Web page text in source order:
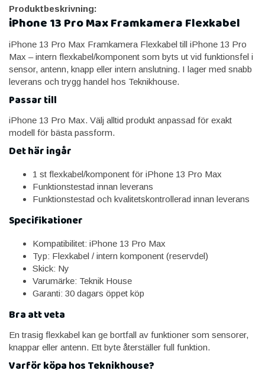
Produktbeskrivning:
iPhone 13 Pro Max Framkamera Flexkabel
iPhone 13 Pro Max Framkamera Flexkabel till iPhone 13 Pro
Max – intern flexkabel/komponent som byts ut vid funktionsfel i
sensor, antenn, knapp eller intern anslutning. I lager med snabb
leverans och trygg handel hos Teknikhouse.
Passar till
iPhone 13 Pro Max. Välj alltid produkt anpassad för exakt
modell för bästa passform.
Det här ingår
1 st flexkabel/komponent för iPhone 13 Pro Max
Funktionstestad innan leverans
Funktionstestad och kvalitetskontrollerad innan leverans
Specifikationer
Kompatibilitet: iPhone 13 Pro Max
Typ: Flexkabel / intern komponent (reservdel)
Skick: Ny
Varumärke: Teknik House
Garanti: 30 dagars öppet köp
Bra att veta
En trasig flexkabel kan ge bortfall av funktioner som sensorer,
knappar eller antenn. Ett byte återställer full funktion.
Varför köpa hos Teknikhouse?